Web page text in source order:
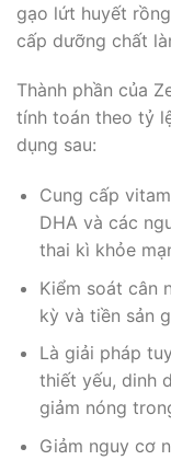
gạo lứt huyết
cấp dưỡng chất
Thành phần của
tính toán theo tỷ
dụng sau:
Cung cấp
DHA và các
thai kì khỏe
Kiểm soát cân
kỳ và tiền sản
Là giải pháp
thiết yếu, dinh
giảm nóng
Giảm nguy cơ